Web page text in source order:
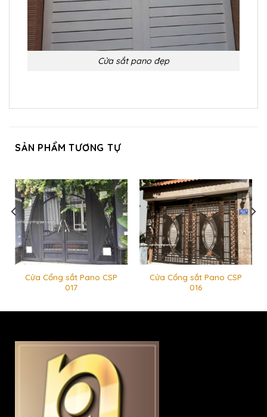
Cửa sắt pano đẹp
SẢN PHẨM TƯƠNG TỰ
Cửa Cổng sắt Pano CSP
017
Cửa Cổng sắt Pano CSP
016